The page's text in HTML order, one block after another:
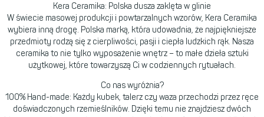
Kera Ceramika: Polska dusza zaklęta w glinie
W świecie masowej produkcji i powtarzalnych wzorów, Kera Ceramika
wybiera inną drogę. Polska marką, która udowadnia, że najpiękniejsze
przedmioty rodzą się z cierpliwości, pasji i ciepła ludzkich rąk. Nasza
ceramika to nie tylko wyposażenie wnętrz – to małe dzieła sztuki
użytkowej, które towarzyszą Ci w codziennych rytuałach.
Co nas wyróżnia?
100% Hand-made: Każdy kubek, talerz czy waza przechodzi przez ręce
doświadczonych rzemieślników. Dzięki temu nie znajdziesz dwóch